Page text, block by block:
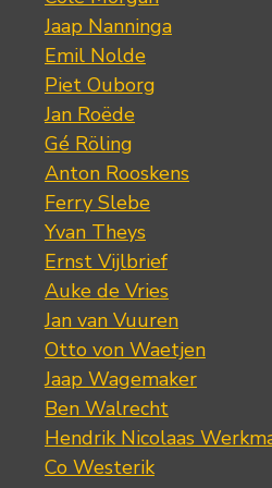
Jaap Nanninga
Emil Nolde
Piet Ouborg
Jan Roëde
Gé Röling
Anton Rooskens
Ferry Slebe
Yvan Theys
Ernst Vijlbrief
Auke de Vries
Jan van Vuuren
Otto von Waetjen
Jaap Wagemaker
Ben Walrecht
Hendrik Nicolaas
Co Westerik